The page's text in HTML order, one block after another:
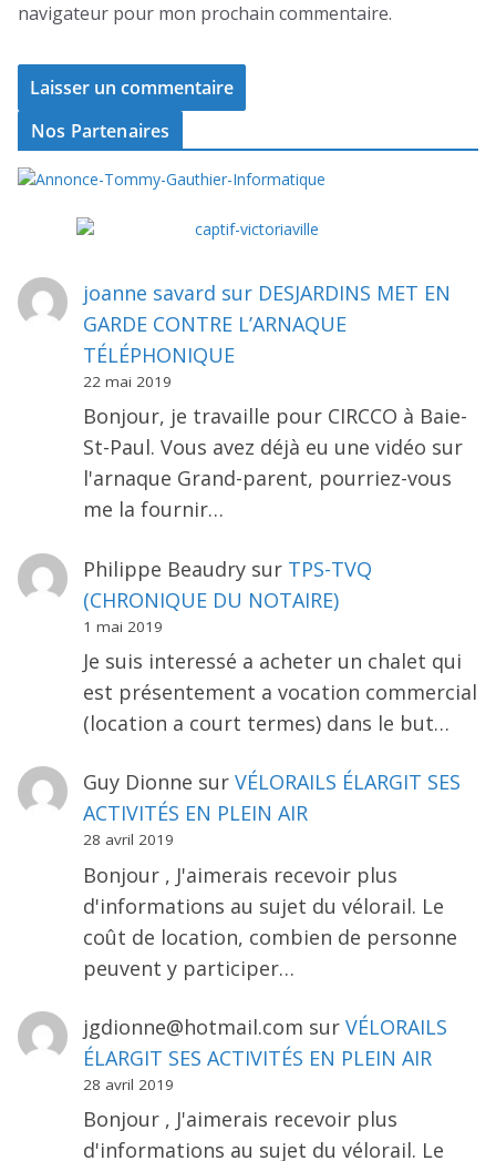
navigateur pour mon prochain commentaire.
Nos Partenaires
joanne savard sur DESJARDINS MET EN
GARDE CONTRE L’ARNAQUE
TÉLÉPHONIQUE
22 mai 2019
Bonjour, je travaille pour CIRCCO à Baie-
St-Paul. Vous avez déjà eu une vidéo sur
l'arnaque Grand-parent, pourriez-vous
me la fournir…
Philippe Beaudrysur TPS-TVQ
(CHRONIQUE DU NOTAIRE)
1 mai 2019
Je suis interessé a acheter un chalet qui
est présentement a vocation commercial
(location a court termes) dans le but…
Guy Dionne sur VÉLORAILS ÉLARGIT SES
ACTIVITÉS EN PLEIN AIR
28 avril 2019
Bonjour , J'aimerais recevoir plus
d'informations au sujet du vélorail. Le
coût de location, combien de personne
peuvent y participer…
jgdionne@hotmail.com sur VÉLORAILS
ÉLARGIT SES ACTIVITÉS EN PLEIN AIR
28 avril 2019
Bonjour , J'aimerais recevoir plus
d'informations au sujet du vélorail. Le